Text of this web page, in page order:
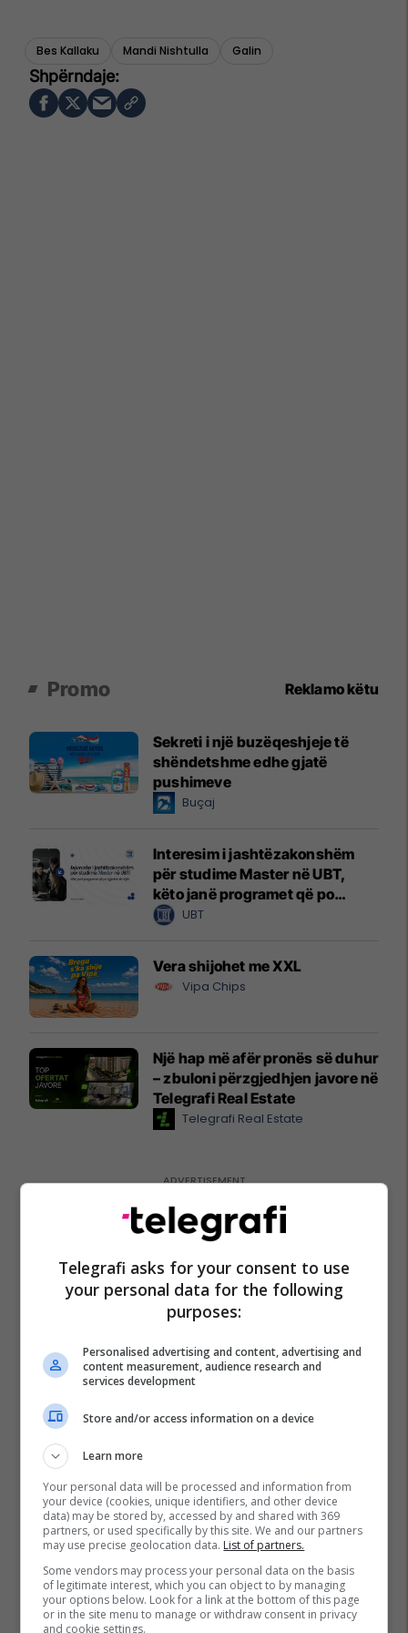
Bes Kallaku Mandi Nishtulla Galin
Promo Reklamo këtu
Sekreti i një buzëqeshjeje të
shëndetshme edhe gjatë
pushimeve
Buçaj
Interesim i jashtëzakonshëm
për studime Master në UBT,
këto janë programet që po
zgjedhin të rinjtë
UBT
Vera shijohet me XXL
Vipa Chips
Një hap më afër pronës së duhur
– zbuloni përzgjedhjen javore në
Telegrafi Real Estate
Telegrafi Real Estate
Telegrafi asks for your consent to use
your personal data for the following
purposes:
Personalised advertising and content, advertising and
content measurement, audience research and
services development
Store and/or access information on a device
Learn more
Your personal data will be processed and information from
your device (cookies, unique identifiers, and other device
data) may be stored by, accessed by and shared with 369
partners, or used specifically by this site. We and our partners
may use precise geolocation data. List of partners.
Some vendors may process your personal data on the basis
of legitimate interest, which you can object to by managing
your options below. Look for a link at the bottom of this page
or in the site menu to manage or withdraw consent in privacy
and cookie settings.